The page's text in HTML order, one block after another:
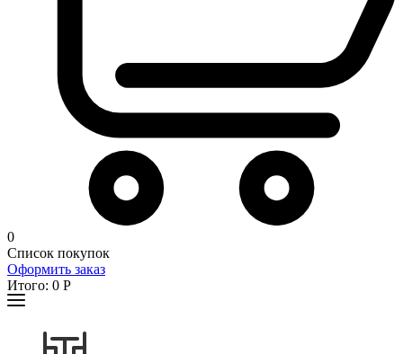
0
Список покупок
Оформить заказ
Итого: 0 Р